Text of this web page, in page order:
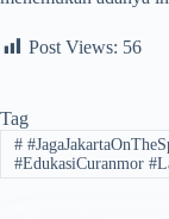
Post Views: 56
Tag
#
#EdukasiCuranmor